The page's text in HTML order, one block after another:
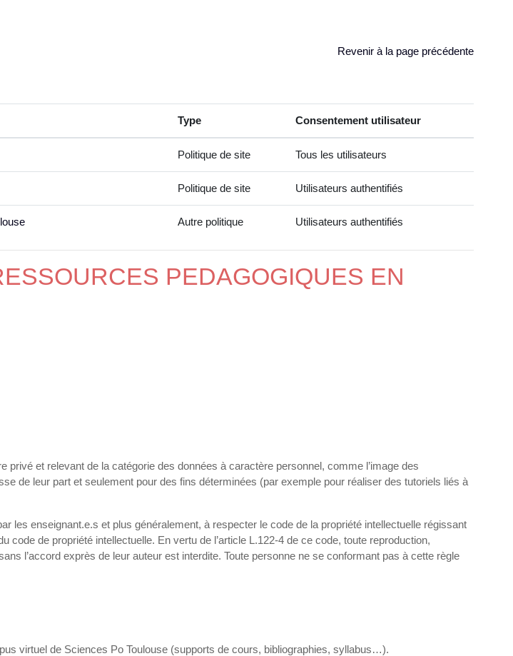
Revenir à la page précédente
Type Consentement utilisateur
Politique de site Tous les utilisateurs
Politique de site Utilisateurs authentifiés
Autre politique Utilisateurs authentifiés
PEDAGOGIQUES EN
et relevant de la catégorie des données à caractère personnel, comme l’image des
de leur part et seulement pour des fins déterminées (par exemple pour réaliser des tutoriels liés à
les enseignant.e.s et plus généralement, à respecter le code de la propriété intellectuelle régissant
code de propriété intellectuelle. En vertu de l’article L.122-4 de ce code, toute reproduction,
l’accord exprès de leur auteur est interdite. Toute personne ne se conformant pas à cette règle
virtuel de Sciences Po Toulouse (supports de cours, bibliographies, syllabus…).